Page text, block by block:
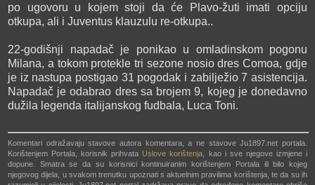
po ugovoru u kojem stoji da će Plavo-žuti imati opciju
otkupa, ali i Juventus klauzulu re-otkupa..
22-godišnji napadač je ponikao u omladinskom pogonu
Milana, a tokom protekle tri sezone nosio dres Comoa, gdje
je iz nastupa postigao 31 pogodak i zabilježio 7 asistencija.
Napadač je odabrao dres sa brojem 9, kojeg je donedavno
dužila legenda italijanskog fudbala, Luca Toni.
Komentari odražavaju stavove autora komentara, a ne stavove Ju1897.net portala.
Korištenjem Portala, korisnik prihvata Uslove korištenja , kao i sve njegove izmjene i
dopune. Smatra se da su korisnici kontinuiranim korištenjem Portala ili bilo kojeg
njegovog dijela, u svakom trenutku upoznati s aktuelnim pravilima korištenja, te da su ih